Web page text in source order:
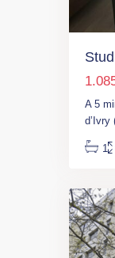
A 5
d’Ivry
1
Fabien
7B),
M°
Louis
Blanc ,
Paris